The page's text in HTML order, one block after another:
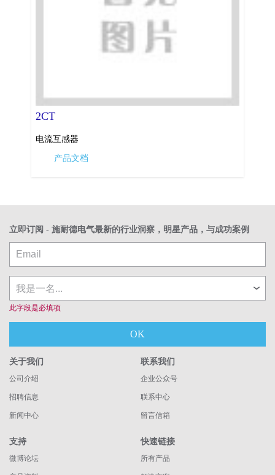
2CT
电流互感器
产品文档
立即订阅 - 施耐德电气最新的行业洞察，明星产品，与成功案例
此字段是必填项
OK
关于我们
公司介绍
招聘信息
新闻中心
支持
微博论坛
联系我们
企业公众号
联系中心
留言信箱
快速链接
所有产品